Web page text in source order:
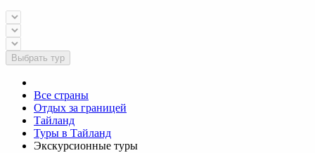
Выбрать тур
Все страны
Отдых за границей
Тайланд
Туры в Тайланд
Экскурсионные туры